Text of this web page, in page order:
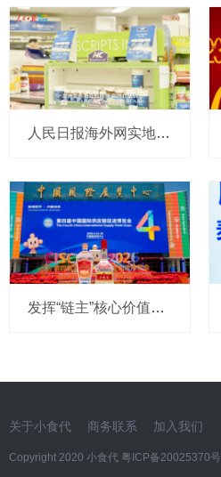
人民日报海外网实地探访Nutrition Care澳洲全自控产业链，带你看懂真正的进口好营养
发挥“链主”核心价值，五粮液以和美链接世界
关于小食代 商务联系 加入我们
Copyright 2020 小食代 粤ICP备20025370号​